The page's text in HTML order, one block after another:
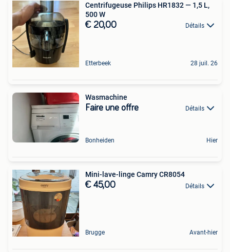
Centrifugeuse Philips HR1832 — 1,5 L,
500 W
€ 20,00 Détails
Etterbeek 28 juil. 26
Wasmachine
Faire une offre Détails
Bonheiden Hier
Mini-lave-linge Camry CR8054
€ 45,00 Détails
Brugge Avant-hier